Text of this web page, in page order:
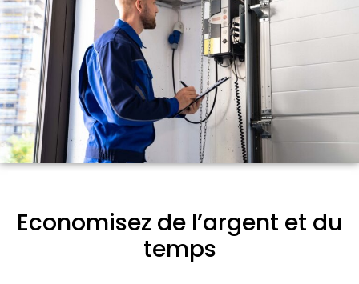
Economisez de l’argent et du
temps